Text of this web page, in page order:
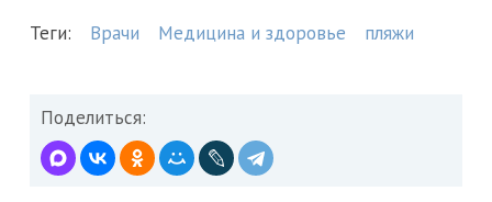
Теги: Врачи Медицина и здоровье пляжи
Поделиться: